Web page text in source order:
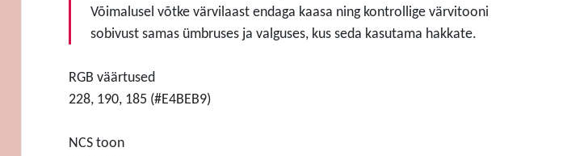
Võimalusel võtke värvilaast endaga kaasa ning kontrollige värvitooni
sobivust samas ümbruses ja valguses, kus seda kasutama hakkate.
RGB väärtused
228, 190, 185 (#E4BEB9)
NCS toon